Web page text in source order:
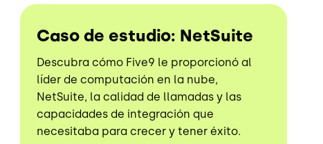
Caso de estudio: NetSuite
Descubra cómo Five9 le proporcionó al
líder de computación en la nube,
NetSuite, la calidad de llamadas y las
capacidades de integración que
necesitaba para crecer y tener éxito.